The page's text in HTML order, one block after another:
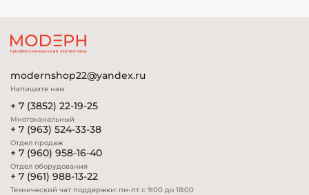
modernshop22@yandex.ru
Напишите нам
+ 7 (3852) 22-19-25
Многоканальный
+ 7 (963) 524-33-38
Отдел продаж
+ 7 (960) 958-16-40
Отдел оборудования
+ 7 (961) 988-13-22
Технический чат поддержки: пн-пт с 9:00 до 18:00